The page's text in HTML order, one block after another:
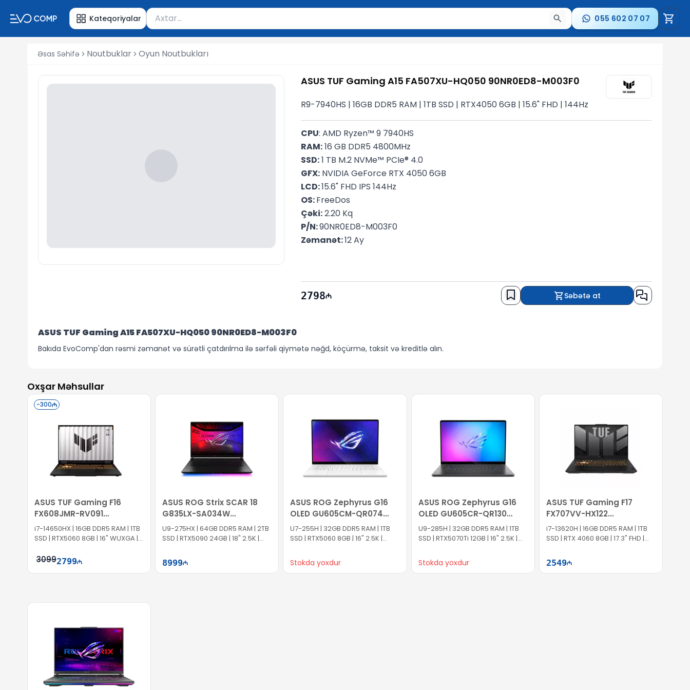
Kateqoriyalar Məhsul axtar
Axtarış üçün ən azı 2 simvol yazın. Göndərmək üçün Enter düyməsini basın və ya nəticələr arasında keçid etmək üçün ox
055 602 07 07
Əsas Səhifə Noutbuklar Oyun Noutbukları
ASUS TUF Gaming A15 FA507XU-HQ050 90NR0ED8-M003F0
R9-7940HS | 16GB DDR5 RAM | 1TB SSD | RTX4050 6GB | 15.6" FHD | 144Hz
CPU: AMD Ryzen™ 9 7940HS
RAM: 16 GB DDR5 4800MHz
SSD: 1 TB M.2 NVMe™ PCIe® 4.0
GFX: NVIDIA GeForce RTX 4050 6GB
LCD: 15.6" FHD IPS 144Hz
OS: FreeDos
Çəki: 2.20 Kq
P/N: 90NR0ED8-M003F0
Zəmanət: 12 Ay
2798 Səbətə at
ASUS TUF Gaming A15 FA507XU-HQ050 90NR0ED8-M003F0
Bakıda EvoComp'dan rəsmi zəmanət və sürətli çatdırılma ilə sərfəli qiymətə nəğd, köçürmə, taksit və kreditlə alın.
Oxşar Məhsullar
-300
ASUS TUF Gaming F16
FX608JMR-RV091
90NR0NB1-M005N0
i7-14650HX | 16GB DDR5 RAM | 1TB
SSD | RTX5060 8GB | 16" WUXGA |
30992799
ASUS ROG Strix SCAR 18
G835LX-SA034W
90NR0LF1-M00470
U9-275HX | 64GB DDR5 RAM | 2TB
SSD | RTX5090 24GB | 18" 2.5K |
8999
ASUS ROG Zephyrus G16
OLED GU605CM-QR074
90NR0M22-M003F0
U7-255H | 32GB DDR5 RAM | 1TB
SSD | RTX5060 8GB | 16" 2.5K |
Stokda yoxdur
ASUS ROG Zephyrus G16
OLED GU605CR-QR130
90NR0LZ5-M006S0
U9-285H | 32GB DDR5 RAM | 1TB
SSD | RTX5070Ti 12GB | 16" 2.5K |
Stokda yoxdur
ASUS TUF Gaming F17
FX707VV-HX122
90NR0CH5-M00690
i7-13620H | 16GB DDR5 RAM | 1TB
SSD | RTX 4060 8GB | 17.3" FHD |
2549